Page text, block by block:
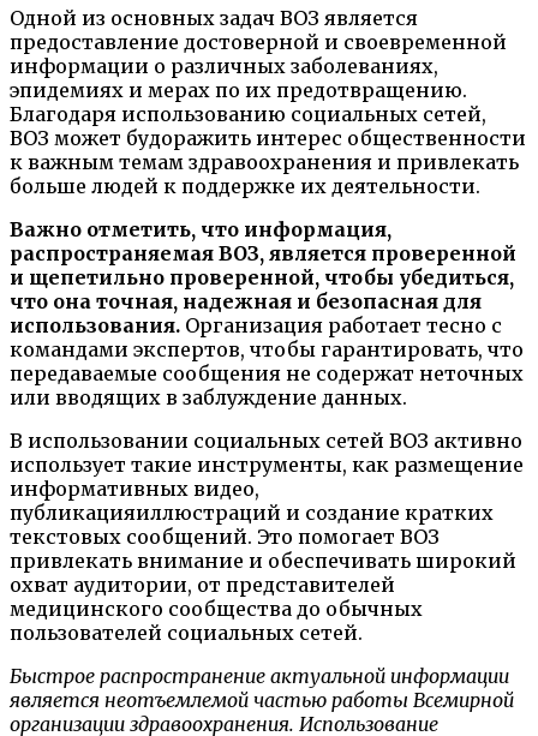
Одной из основных задач ВОЗ является
предоставление достоверной и своевременной
информации о различных заболеваниях,
эпидемиях и мерах по их предотвращению.
Благодаря использованию социальных сетей,
ВОЗ может будоражить интерес общественности
к важным темам здравоохранения и привлекать
больше людей к поддержке их деятельности.
Важно отметить, что информация,
распространяемая ВОЗ, является проверенной
и щепетильно проверенной, чтобы убедиться,
что она точная, надежная и безопасная для
использования. Организация работает тесно с
командами экспертов, чтобы гарантировать, что
передаваемые сообщения не содержат неточных
или вводящих в заблуждение данных.
В использовании социальных сетей ВОЗ активно
использует такие инструменты, как размещение
информативных видео,
публикацияиллюстраций и создание кратких
текстовых сообщений. Это помогает ВОЗ
привлекать внимание и обеспечивать широкий
охват аудитории, от представителей
медицинского сообщества до обычных
пользователей социальных сетей.
Быстрое распространение актуальной информации
является неотъемлемой частью работы Всемирной
организации здравоохранения. Использование